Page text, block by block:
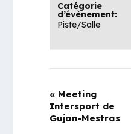
Catégorie
d’évènement:
Piste/Salle
« Meeting
Intersport de
Gujan-Mestras